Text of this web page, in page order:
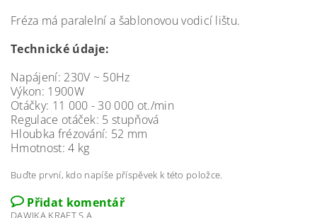
Fréza má paralelní a šablonovou vodicí lištu.
Technické údaje:
Napájení: 230V ~ 50Hz
Výkon: 1900W
Otáčky: 11 000 - 30 000 ot./min
Regulace otáček: 5 stupňová
Hloubka frézování: 52 mm
Hmotnost: 4 kg
Buďte první, kdo napíše příspěvek k této položce.
Přidat komentář
DAWIKA KRAFT S.A